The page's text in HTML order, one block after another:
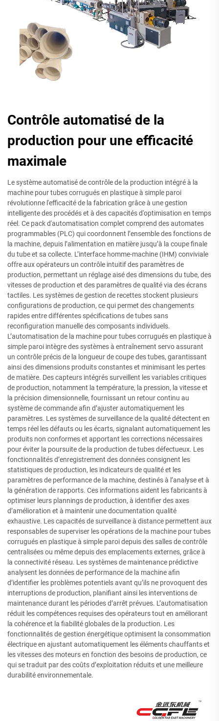
Contrôle automatisé de la
production pour une efficacité
maximale
Le système automatisé de contrôle de la production intégré à la
machine pour tubes corrugués en plastique à simple paroi
révolutionne l'efficacité de la fabrication grâce à une gestion
intelligente des procédés et à des capacités d'optimisation en temps
réel. Ce pack d'automatisation complet comprend des automates
programmables (PLC) qui coordonnent l’ensemble des fonctions de
la machine, depuis l’alimentation en matière jusqu’à la coupe finale
du tube et sa collecte. L’interface homme-machine (IHM) conviviale
offre aux opérateurs un contrôle intuitif des paramètres de
production, permettant un réglage aisé des dimensions du tube, des
vitesses de production et des paramètres de qualité via des écrans
tactiles. Les systèmes de gestion de recettes stockent plusieurs
configurations de production, ce qui permet des changements
rapides entre différentes spécifications de tubes sans
reconfiguration manuelle des composants individuels.
L’automatisation de la machine pour tubes corrugués en plastique à
simple paroi intègre des systèmes à entraînement servo assurant
un contrôle précis de la longueur de coupe des tubes, garantissant
ainsi des dimensions produits constantes et minimisant les pertes
de matière. Des capteurs intégrés surveillent les variables critiques
de production, notamment la température, la pression, la vitesse et
la précision dimensionnelle, fournissant un retour continu au
système de commande afin d’ajuster automatiquement les
paramètres. Les systèmes de surveillance de la qualité détectent en
temps réel les défauts ou les écarts, signalant automatiquement les
produits non conformes et apportant les corrections nécessaires
pour éviter la poursuite de la production de tubes défectueux. Les
fonctionnalités d’enregistrement des données consignent les
statistiques de production, les indicateurs de qualité et les
paramètres de performance de la machine, destinés à l’analyse et à
la génération de rapports. Ces informations aident les fabricants à
optimiser leurs plannings de production, à identifier des axes
d’amélioration et à maintenir une documentation qualité
exhaustive. Les capacités de surveillance à distance permettent aux
responsables de superviser les opérations de la machine pour tubes
corrugués en plastique à simple paroi depuis des salles de contrôle
centralisées ou même depuis des emplacements externes, grâce à
la connectivité réseau. Les systèmes de maintenance prédictive
analysent les données de performance de la machine afin
d’identifier les problèmes potentiels avant qu’ils ne provoquent des
interruptions de production, planifiant ainsi les interventions de
maintenance durant les périodes d’arrêt prévues. L’automatisation
réduit les compétences requises des opérateurs tout en améliorant
la cohérence et la fiabilité globales de la production. Les
fonctionnalités de gestion énergétique optimisent la consommation
électrique en ajustant automatiquement les éléments chauffants et
les vitesses des moteurs en fonction des besoins de production, ce
qui se traduit par des coûts d’exploitation réduits et une meilleure
durabilité environnementale.